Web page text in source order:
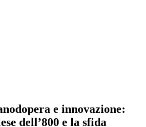
e innovazione:
dell’800 e la sfida